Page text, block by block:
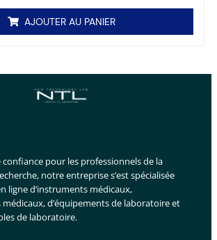
AJOUTER AU PANIER
confiance pour les professionnels de la
notre entreprise s’est spécialisée
ligne d’instruments médicaux,
médicaux, d’équipements de laboratoire et
de laboratoire.